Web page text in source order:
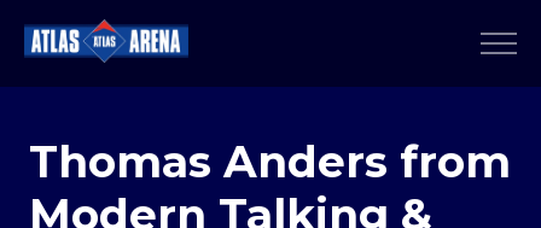
Thomas Anders from
Modern Talking &